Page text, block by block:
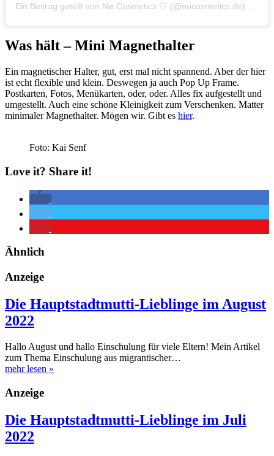
Ein Beitrag geteilt von Nø Cosmetics 🤍 (@nocosmetics.de)
Was hält – Mini Magnethalter
Ein magnetischer Halter, gut, erst mal nicht spannend. Aber der hier
ist echt flexible und klein. Deswegen ja auch Pop Up Frame.
Postkarten, Fotos, Menükarten, oder, oder. Alles fix aufgestellt und
umgestellt. Auch eine schöne Kleinigkeit zum Verschenken. Matter
minimaler Magnethalter. Mögen wir. Gibt es hier.
Foto: Kai Senf
Love it? Share it!
Ähnlich
Anzeige
Die Hauptstadtmutti-Lieblinge im August
2022
Hallo August und hallo Einschulung für viele Eltern! Mein Artikel
zum Thema Einschulung aus migrantischer…
mehr lesen »
Anzeige
Die Hauptstadtmutti-Lieblinge im Juli
2022